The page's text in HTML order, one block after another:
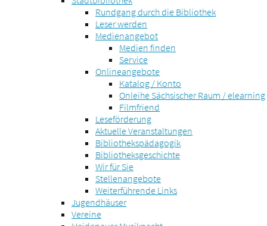
Rundgang durch die Bibliothek
Leser werden
Medienangebot
Medien finden
Service
Onlineangebote
Katalog / Konto
Onleihe Sächsischer Raum / elearning
Filmfriend
Leseförderung
Aktuelle Veranstaltungen
Bibliothekspädagogik
Bibliotheksgeschichte
Wir für Sie
Stellenangebote
Weiterführende Links
Jugendhäuser
Vereine